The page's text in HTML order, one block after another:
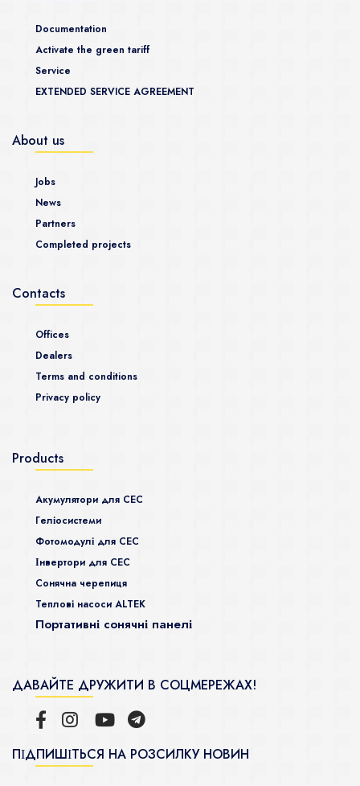
Documentation
Activate the green tariff
Service
EXTENDED SERVICE AGREEMENT
About us
Jobs
News
Partners
Completed projects
Contacts
Offices
Dealers
Terms and conditions
Privacy policy
Products
Акумулятори для СЕС
Гeліосистеми
Фотомодулі для СЕС
Інвертори для СЕС
Сонячна черепиця
Теплові насоси ALTEK
Портативні сонячні панелі
ДАВАЙТЕ ДРУЖИТИ В СОЦМЕРЕЖАХ!
ПІДПИШІТЬСЯ НА РОЗСИЛКУ НОВИН